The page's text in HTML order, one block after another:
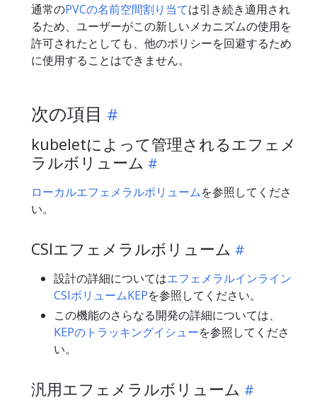
通常のPVCの名前空間割り当ては引き続き適用され
るため、ユーザーがこの新しいメカニズムの使用を
許可されたとしても、他のポリシーを回避するため
に使用することはできません。
次の項目
kubeletによって管理されるエフェメ
ラルボリューム
ローカルエフェメラルボリュームを参照してくださ
い。
CSIエフェメラルボリューム
設計の詳細についてはエフェメラルインライン
CSIボリュームKEPを参照してください。
この機能のさらなる開発の詳細については、
KEPのトラッキングイシューを参照してくださ
い。
汎用エフェメラルボリューム